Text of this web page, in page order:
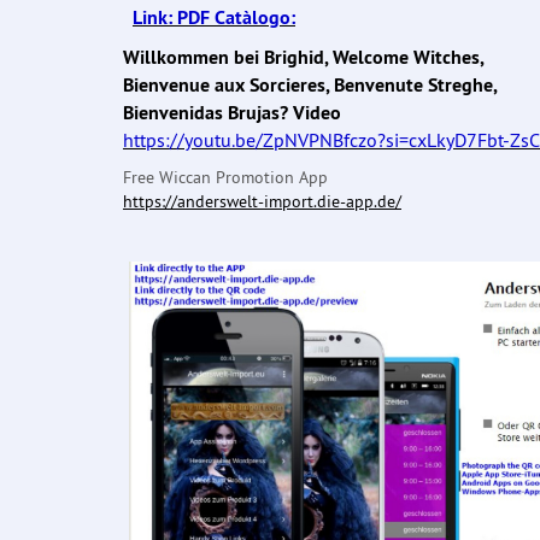
Link: PDF Catàlogo:
Willkommen bei Brighid, Welcome Witches,
Bienvenue aux Sorcieres, Benvenute Streghe,
Bienvenidas Brujas? Video
https://youtu.be/ZpNVPNBfczo?si=cxLkyD7Fbt-
Free Wiccan Promotion App
https://anderswelt-import.die-app.de/